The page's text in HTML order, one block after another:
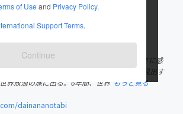
of Use and Privacy Policy.
Support Terms.
Continue
して2件のプロジェクトを投稿しています
：千葉県
：北海道
を目指す中で地球のエコシステムの素晴らしさに感
問題や社会問題の解決を志す。 その糸口を見出す
界放浪の旅に出る。6年間、世界 もっと見る
dainananotabi